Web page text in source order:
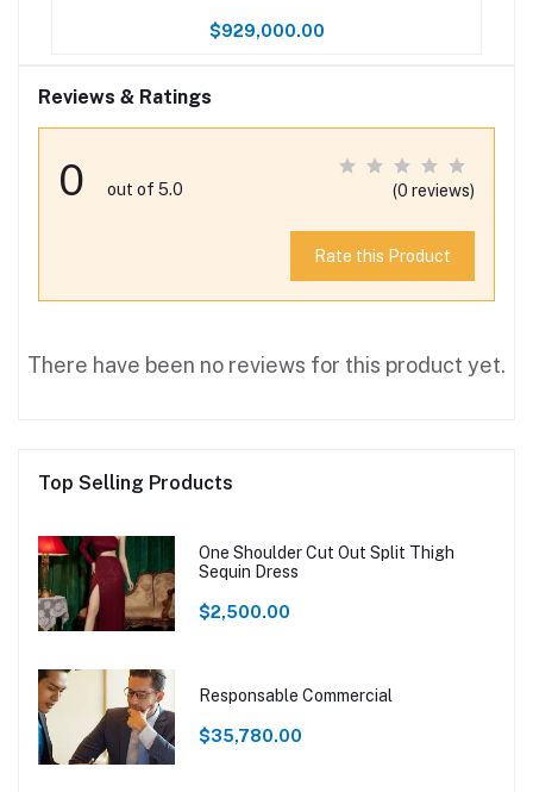
$929,000.00
Reviews & Ratings
0 out of 5.0 (0 reviews)
Rate this Product
There have been no reviews for this product yet.
Top Selling Products
One Shoulder Cut Out Split Thigh
Sequin Dress
$2,500.00
Responsable Commercial
$35,780.00